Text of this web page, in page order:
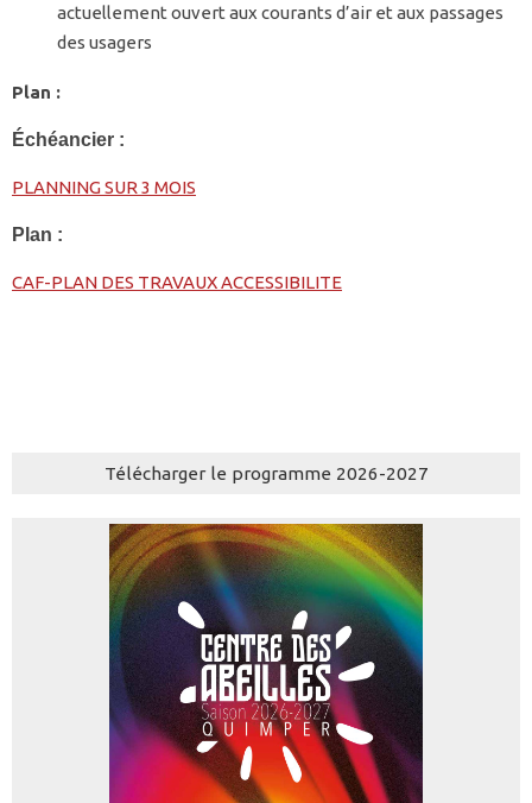
actuellement ouvert aux courants d’air et aux passages
des usagers
Plan :
Échéancier :
PLANNING SUR 3 MOIS
Plan :
CAF-PLAN DES TRAVAUX ACCESSIBILITE
Télécharger le programme 2026-2027